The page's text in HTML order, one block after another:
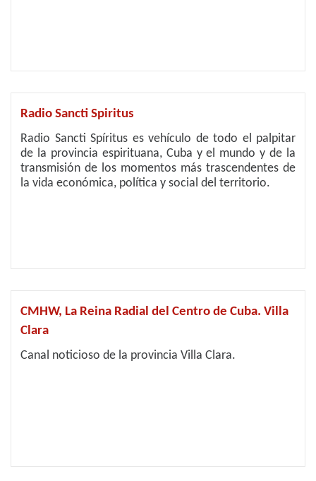
Radio Sancti Spiritus
Radio Sancti Spíritus es vehículo de todo el palpitar
de la provincia espirituana, Cuba y el mundo y de la
transmisión de los momentos más trascendentes de
la vida económica, política y social del territorio.
CMHW, La Reina Radial del Centro de Cuba. Villa
Clara
Canal noticioso de la provincia Villa Clara.